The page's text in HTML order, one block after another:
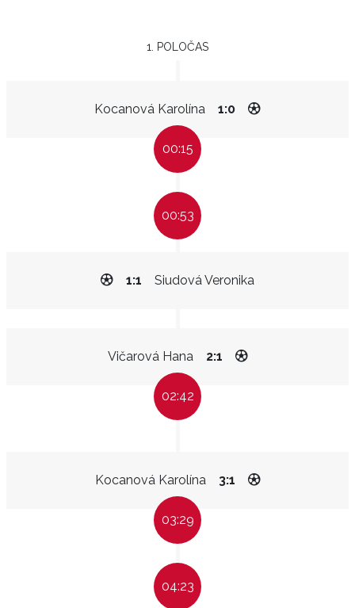
1. POLOČAS
Kocanová Karolína 1:0
00:15
00:53
Siudová Veronika
1:1
Vičarová Hana 2:1
02:42
Kocanová Karolína 3:1
03:29
04:23